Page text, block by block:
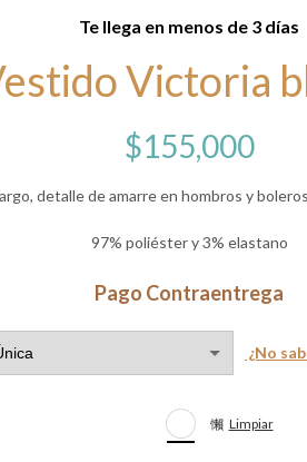
Te llega en menos de 3 días
Victoria
$155,000
detalle de amarre en hombros y
97% poliéster y 3% elastano
Pago Contraentrega
¿No
Limpiar